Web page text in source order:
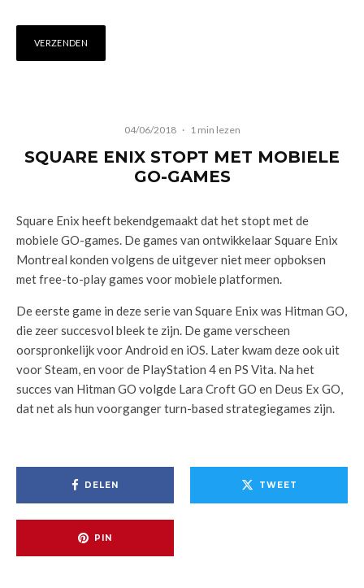
04/06/2018 · 1 min lezen
SQUARE ENIX STOPT MET MOBIELE
GO-GAMES
Square Enix heeft bekendgemaakt dat het stopt met de
mobiele GO-games. De games van ontwikkelaar Square Enix
Montreal konden volgens de uitgever niet meer opboksen
met free-to-play games voor mobiele platformen.
De eerste game in deze serie van Square Enix was Hitman GO,
die zeer succesvol bleek te zijn. De game verscheen
oorspronkelijk voor Android en iOS. Later kwam deze ook uit
voor Steam, en voor de PlayStation 4 en PS Vita. Na het
succes van Hitman GO volgde Lara Croft GO en Deus Ex GO,
dat net als hun voorganger turn-based strategiegames zijn.
DELEN TWEET
PIN